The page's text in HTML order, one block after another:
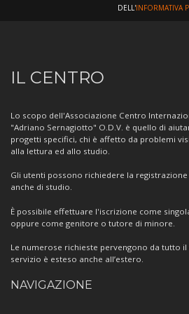
DELL'INFORMATIVA
Informazioni
sul
Centro
IL CENTRO
Lo scopo dell'Associazione Centro
"Adriano Sernagiotto" O.D.V. è quello di
progetti specifici, chi è affetto da problemi
alla lettura ed allo studio.
Gli utenti possono richiedere la
anche di studio.
È possibile effettuare l'iscrizione come
oppure come genitore o tutore di minore.
Le numerose richieste pervengono da tutto
servizio è esteso anche all’estero.
NAVIGAZIONE